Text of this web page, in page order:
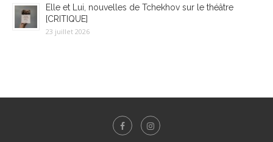
Elle et Lui, nouvelles de Tchekhov sur le théâtre
[CRITIQUE]
23 juillet 2026